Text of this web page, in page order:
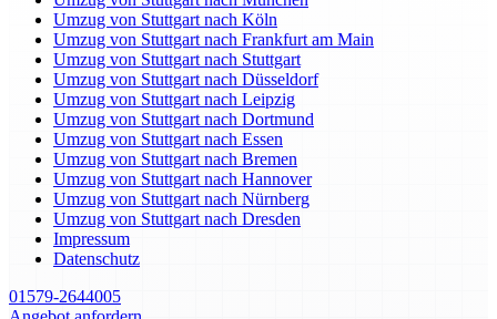
Umzug von Stuttgart nach Köln
Umzug von Stuttgart nach Frankfurt am Main
Umzug von Stuttgart nach Stuttgart
Umzug von Stuttgart nach Düsseldorf
Umzug von Stuttgart nach Leipzig
Umzug von Stuttgart nach Dortmund
Umzug von Stuttgart nach Essen
Umzug von Stuttgart nach Bremen
Umzug von Stuttgart nach Hannover
Umzug von Stuttgart nach Nürnberg
Umzug von Stuttgart nach Dresden
Impressum
Datenschutz
01579-2644005